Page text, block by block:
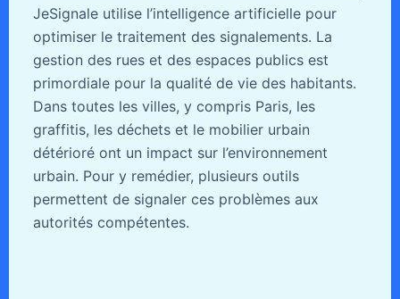
JeSignale utilise l’intelligence artificielle pour
optimiser le traitement des signalements. La
gestion des rues et des espaces publics est
primordiale pour la qualité de vie des habitants.
Dans toutes les villes, y compris Paris, les
graffitis, les déchets et le mobilier urbain
détérioré ont un impact sur l’environnement
urbain. Pour y remédier, plusieurs outils
permettent de signaler ces problèmes aux
autorités compétentes.